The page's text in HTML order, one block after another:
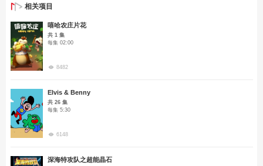
相关项目
嘻哈农庄片花
共 1 集
每集 02:00
8482
Elvis & Benny
共 26 集
每集 5:30
6148
深海特攻队之超能晶石